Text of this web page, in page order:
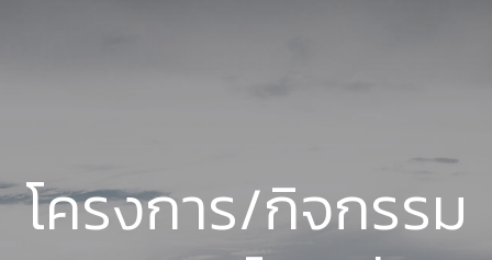
โครงการ/กิจกรรม